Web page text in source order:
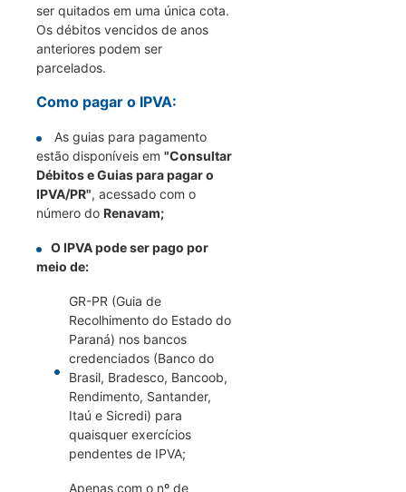
ser quitados em uma única cota.
Os débitos vencidos de anos
anteriores podem ser
parcelados.
Como pagar o IPVA:
As guias para pagamento
estão disponíveis em "Consultar
Débitos e Guias para pagar o
IPVA/PR", acessado com o
número do Renavam;
O IPVA pode ser pago por
meio de:
GR-PR (Guia de
Recolhimento do Estado do
Paraná) nos bancos
credenciados (Banco do
Brasil, Bradesco, Bancoob,
Rendimento, Santander,
Itaú e Sicredi) para
quaisquer exercícios
pendentes de IPVA;
Apenas com o nº de